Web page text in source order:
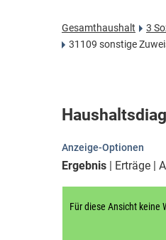
Gesamthaushalt 3
31109 sonstige
Anzeige-Optionen
Ergebnis Erträge
Für diese Ansicht keine